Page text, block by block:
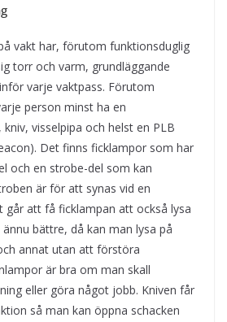
vakt har, förutom funktionsduglig
torr och varm, grundläggande
varje vaktpass. Förutom
person minst ha en
visselpipa och helst en PLB
Det finns ficklampor som har
och en strobe-del som kan
är för att synas vid en
går att få ficklampan att också lysa
bättre, då kan man lysa på
annat utan att förstöra
är bra om man skall
eller göra något jobb. Kniven får
så man kan öppna schacken